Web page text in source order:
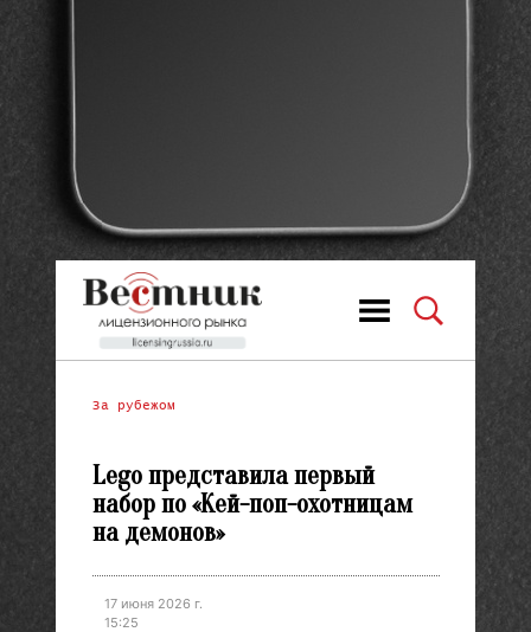
За рубежом
Lego представила первый
набор по «Кей-поп-охотницам
на демонов»
17 июня 2026 г.
15:25